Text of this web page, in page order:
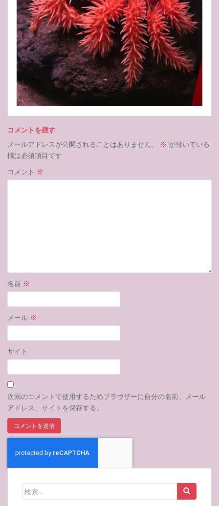
コメントを残す
メールアドレスが公開されることはありません。
※ が付いている
欄は必須項目です
コメント ※
名前 ※
メール ※
サイト
次回のコメントで使用するためブラウザーに自分の名前、メール
アドレス、サイトを保存する。
検